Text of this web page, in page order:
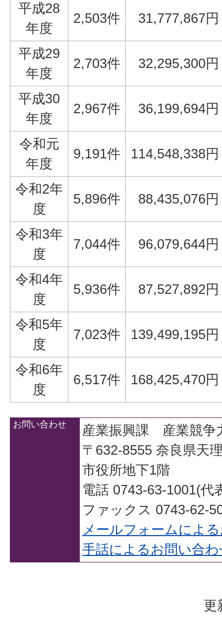
平成28
年度
2,503件 31,777,867円
平成29
年度
2,703件 32,295,300円
平成30
年度
2,967件 36,199,694円
令和元
年度
9,191件 114,548,338円
令和2年
度
5,896件 88,435,076円
令和3年
度
7,044件 96,079,644円
令和4年
度
5,936件 87,527,892円
令和5年
度
7,023件 139,499,195円
令和6年
度
6,517件 168,425,470円
お問い合わせ
産業振興課 産業競争
〒632-8555 奈良県天
市役所地下1階
電話 0743-63-1001(代
ファックス 0743-62-
メールフォームによ
手話によるお問い合
更